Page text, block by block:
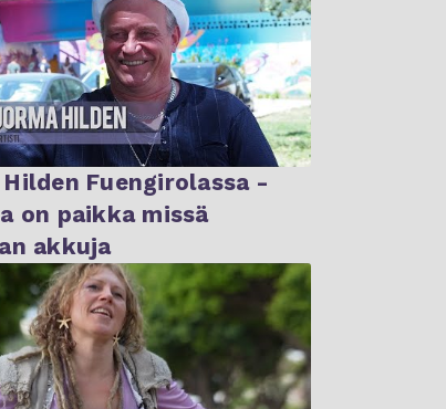
Fuengirolassa -
on paikka missä
akkuja